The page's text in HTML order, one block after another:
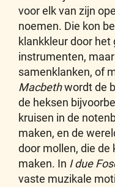
voor elk van zijn
noemen. Die kon
klankkleur door het
instrumenten,
samenklanken, of
Macbethwordt de
de heksen
kruisen in de
maken, en de
door mollen, die de
maken. In I due
vaste muzikale